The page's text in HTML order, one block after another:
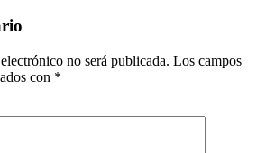
no será publicada. Los campos
con *